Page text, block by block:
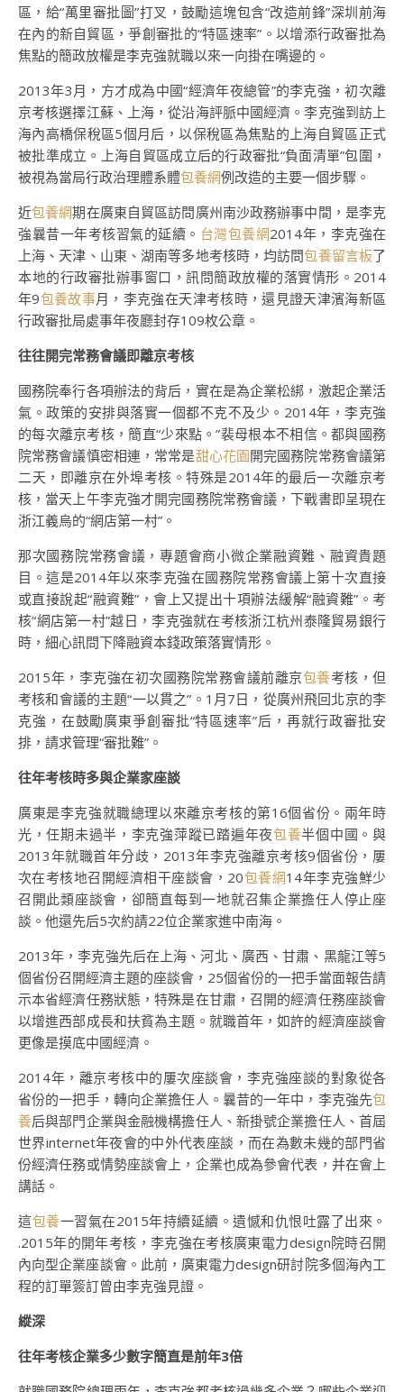
區，給“萬里審批圖”打叉，鼓勵這塊包含“改造前鋒”深圳前海
在內的新自貿區，爭創審批的“特區速率”。以增添行政審批為
焦點的簡政放權是李克強就職以來一向掛在嘴邊的。
2013年3月，方才成為中國“經濟年夜總管”的李克強，初次離
京考核選擇江蘇、上海，從沿海評脈中國經濟。李克強到訪上
海內高橋保稅區5個月后，以保稅區為焦點的上海自貿區正式
被批準成立。上海自貿區成立后的行政審批“負面清單”包圍，
被視為當局行政治理體系體包養網例改造的主要一個步驟。
近包養網期在廣東自貿區訪問廣州南沙政務辦事中間，是李克
強曩昔一年考核習氣的延續。 台灣包養網2014年，李克強在
上海、天津、山東、湖南等多地考核時，均訪問包養留言板了
本地的行政審批辦事窗口，訊問簡政放權的落實情形。2014
年9包養故事月，李克強在天津考核時，還見證天津濱海新區
行政審批局處事年夜廳封存109枚公章。
往往開完常務會議即離京考核
國務院奉行各項辦法的背后，實在是為企業松綁，激起企業活
氣。政策的安排與落實一個都不克不及少。2014年，李克強
的每次離京考核，簡直“少來點。”裴母根本不相信。都與國務
院常務會議慎密相連，常常是甜心花園開完國務院常務會議第
二天，即離京在外埠考核。特殊是2014年的最后一次離京考
核，當天上午李克強才開完國務院常務會議，下戰書即呈現在
浙江義烏的“網店第一村”。
那次國務院常務會議，專題會商小微企業融資難、融資貴題
目。這是2014年以來李克強在國務院常務會議上第十次直接
或直接說起“融資難”，會上又提出十項辦法緩解“融資難”。考
核“網店第一村”越日，李克強就在考核浙江杭州泰隆貿易銀行
時，細心訊問下降融資本錢政策落實情形。
2015年，李克強在初次國務院常務會議前離京包養考核，但
考核和會議的主題“一以貫之”。1月7日，從廣州飛回北京的李
克強，在鼓勵廣東爭創審批“特區速率”后，再就行政審批安
排，請求管理“審批難”。
往年考核時多與企業家座談
廣東是李克強就職總理以來離京考核的第16個省份。兩年時
光，任期未過半，李克強萍蹤已踏遍年夜包養半個中國。與
2013年就職首年分歧，2013年李克強離京考核9個省份，屢
次在考核地召開經濟相干座談會，20包養網14年李克強鮮少
召開此類座談會，卻簡直每到一地就召集企業擔任人停止座
談。他還先后5次約請22位企業家進中南海。
2013年，李克強先后在上海、河北、廣西、甘肅、黑龍江等5
個省份召開經濟主題的座談會，25個省份的一把手當面報告請
示本省經濟任務狀態，特殊是在甘肅，召開的經濟任務座談會
以增進西部成長和扶貧為主題。就職首年，如許的經濟座談會
更像是摸底中國經濟。
2014年，離京考核中的屢次座談會，李克強座談的對象從各
省份的一把手，轉向企業擔任人。曩昔的一年中，李克強先包
養后與部門企業與金融機構擔任人、新掛號企業擔任人、首屆
世界internet年夜會的中外代表座談，而在為數未幾的部門省
份經濟任務或情勢座談會上，企業也成為參會代表，并在會上
講話。
這包養一習氣在2015年持續延續。遺憾和仇恨吐露了出來。
.2015年的開年考核，李克強在考核廣東電力design院時召開
內向型企業座談會。此前，廣東電力design研討院多個海內工
程的訂單簽訂曾由李克強見證。
縱深
往年考核企業多少數字簡直是前年3倍